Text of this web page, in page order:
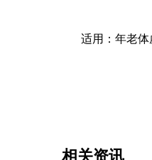
适用：年老体虚
相关资讯